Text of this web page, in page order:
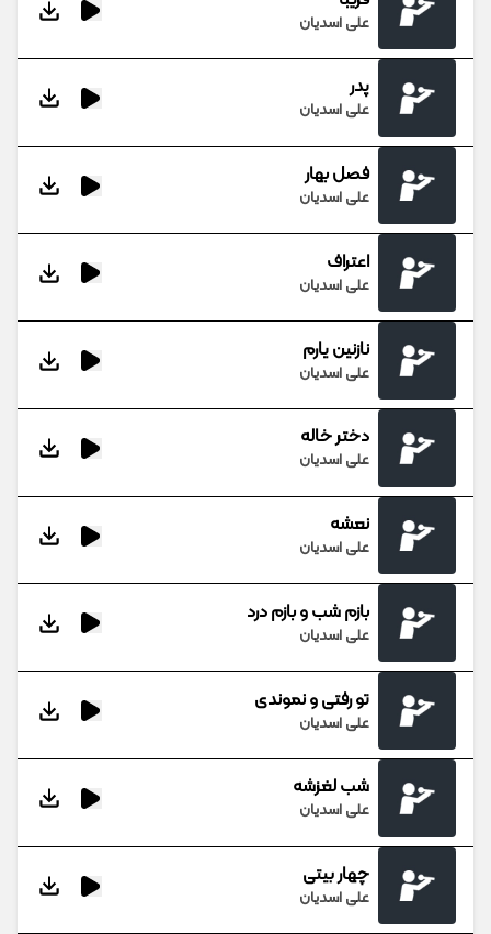
علی اسدیان
پدر
علی اسدیان
فصل بهار
علی اسدیان
اعتراف
علی اسدیان
نازنین یارم
علی اسدیان
دختر خاله
علی اسدیان
نعشه
علی اسدیان
بازم شب و بازم درد
علی اسدیان
تو رفتی و نموندی
علی اسدیان
شب لغزشه
علی اسدیان
چهار بیتی
علی اسدیان